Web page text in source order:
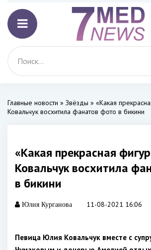
Главные новости » Звёзды » «Какая
Ковальчук восхитила фанатов фото в бикини
«Какая прекрасная
Ковальчук восхитила
в бикини
Юлия Курганова 11-08-2021 16:06
Певица Юлия Ковальчук вместе с